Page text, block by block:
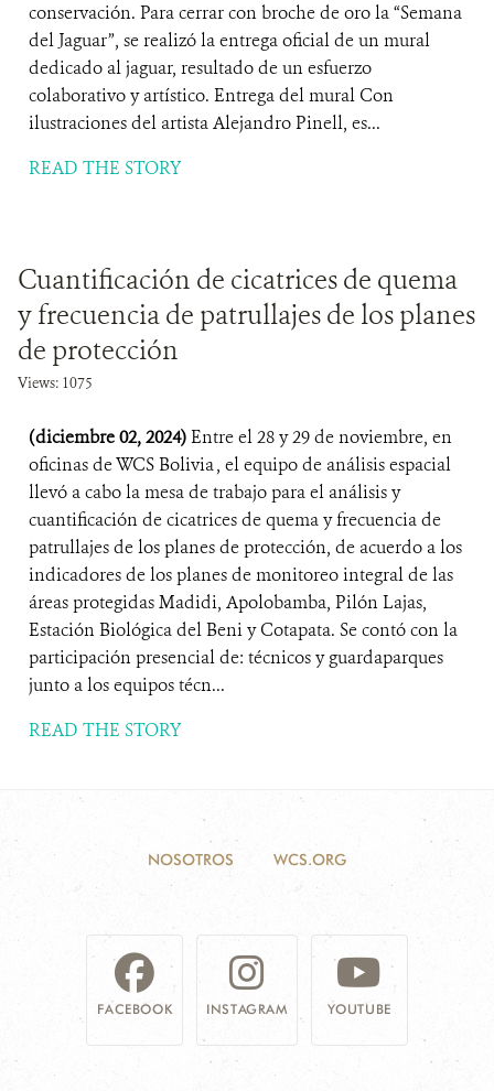
conservación. Para cerrar con broche de oro la “Semana
del Jaguar”, se realizó la entrega oficial de un mural
dedicado al jaguar, resultado de un esfuerzo
colaborativo y artístico. Entrega del mural Con
ilustraciones del artista Alejandro Pinell, es...
READ THE STORY
Cuantificación de cicatrices de quema
y frecuencia de patrullajes de los planes
de protección
Views: 1075
(diciembre 02, 2024)Entre el 28 y 29 de noviembre, en
oficinas de WCS Bolivia , el equipo de análisis espacial
llevó a cabo la mesa de trabajo para el análisis y
cuantificación de cicatrices de quema y frecuencia de
patrullajes de los planes de protección, de acuerdo a los
indicadores de los planes de monitoreo integral de las
áreas protegidas Madidi, Apolobamba, Pilón Lajas,
Estación Biológica del Beni y Cotapata. Se contó con la
participación presencial de: técnicos y guardaparques
junto a los equipos técn...
READ THE STORY
NOSOTROS WCS.ORG
FACEBOOK INSTAGRAM YOUTUBE